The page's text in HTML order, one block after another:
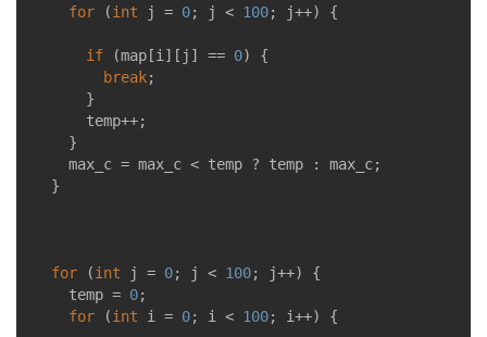
for (int j = 0; j < 100; j++) {
if (map[i][j] == 0) {
break;
for (int j = 0; j < 100; j++) {
		temp =
0;
for (int i = 0; i < 100; i++) {